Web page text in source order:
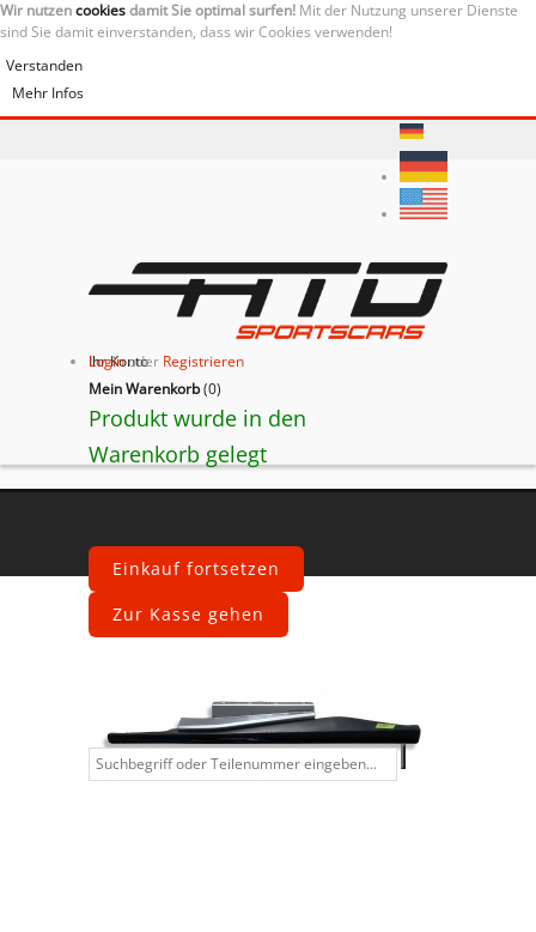
Wir nutzencookiesdamit Sie optimal surfen! Mit der Nutzung unserer Dienste
sind Sie damit einverstanden, dass wir Cookies verwenden!
Verstanden
Mehr Infos
Ihr Konto
Loginoder Registrieren
Mein Warenkorb(0)
Produkt wurde in den
Warenkorb gelegt
Einkauf fortsetzen
Zur Kasse gehen